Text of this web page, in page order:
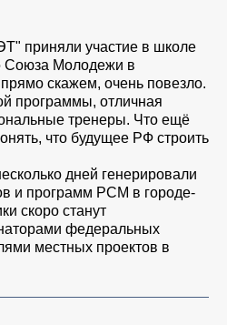
приняли участие в школе
Союза Молодежи в
скажем, очень повезло.
программы, отличная
тренеры. Что ещё
что будущее РФ строить
дней генерировали
и программ РСМ в городе-
скоро станут
федеральных
местных проектов в